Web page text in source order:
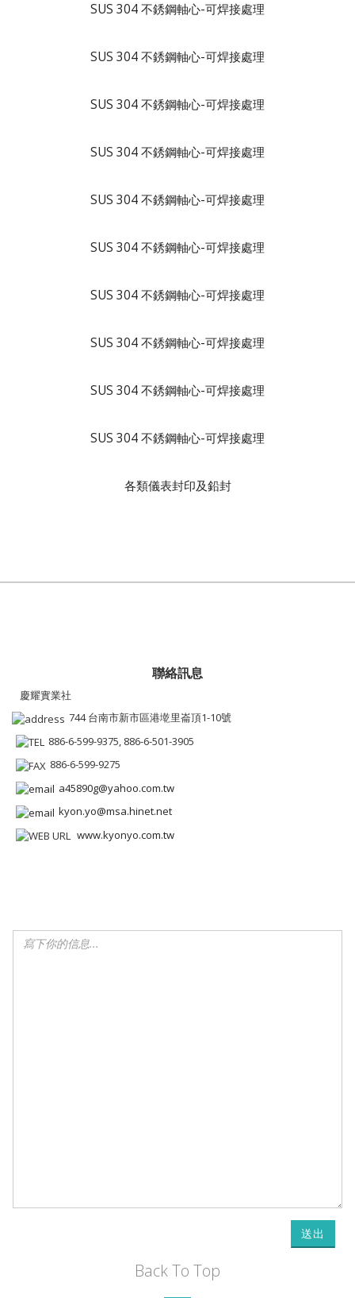
SUS 304 不銹鋼軸心-可焊接處理
SUS 304 不銹鋼軸心-可焊接處理
SUS 304 不銹鋼軸心-可焊接處理
SUS 304 不銹鋼軸心-可焊接處理
SUS 304 不銹鋼軸心-可焊接處理
SUS 304 不銹鋼軸心-可焊接處理
SUS 304 不銹鋼軸心-可焊接處理
SUS 304 不銹鋼軸心-可焊接處理
SUS 304 不銹鋼軸心-可焊接處理
SUS 304 不銹鋼軸心-可焊接處理
各類儀表封印及鉛封
聯絡訊息
慶耀實業社
744 台南市新市區港墘里崙頂1-10號
886-6-599-9375, 886-6-501-3905
886-6-599-9275
a45890g@yahoo.com.tw
kyon.yo@msa.hinet.net
www.kyonyo.com.tw
送出
Back To Top